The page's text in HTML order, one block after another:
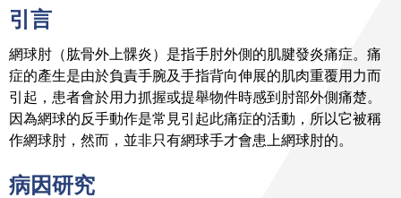
引言
網球肘（肱骨外上髁炎）是指手肘外側的肌腱發炎痛症。痛
症的產生是由於負責手腕及手指背向伸展的肌肉重覆用力而
引起，患者會於用力抓握或提舉物件時感到肘部外側痛楚。
因為網球的反手動作是常見引起此痛症的活動，所以它被稱
作網球肘，然而，並非只有網球手才會患上網球肘的。
病因研究